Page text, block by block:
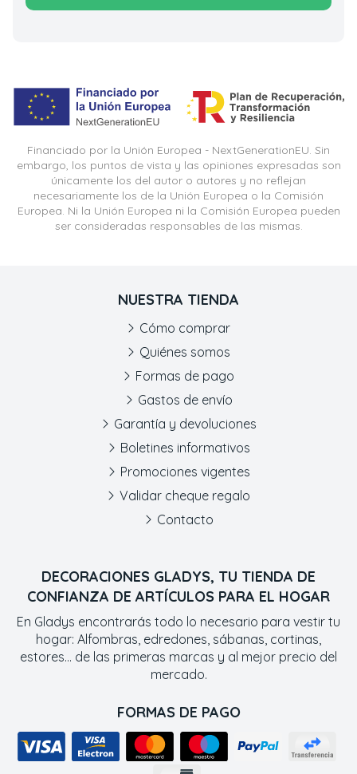
Financiado por la Unión Europea - NextGenerationEU. Sin
embargo, los puntos de vista y las opiniones expresadas son
únicamente los del autor o autores y no reflejan
necesariamente los de la Unión Europea o la Comisión
Europea. Ni la Unión Europea ni la Comisión Europea pueden
ser consideradas responsables de las mismas.
DECORACIONES GLADYS, TU TIENDA DE
CONFIANZA DE ARTÍCULOS PARA EL HOGAR
En Gladys encontrarás todo lo necesario para vestir tu
hogar: Alfombras, edredones, sábanas, cortinas,
estores... de las primeras marcas y al mejor precio del
mercado.
FORMAS DE PAGO
NUESTRA TIENDA
Cómo comprar
Quiénes somos
Formas de pago
Gastos de envío
Garantía y devoluciones
Boletines informativos
Promociones vigentes
Validar cheque regalo
Contacto